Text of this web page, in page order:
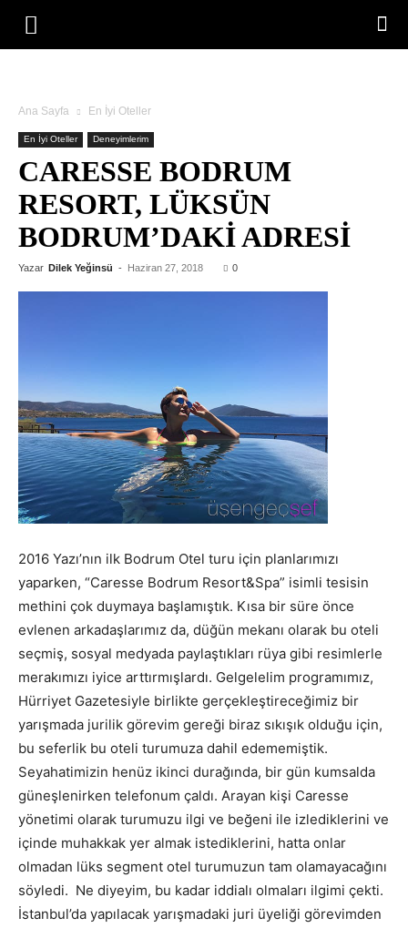
Ana Sayfa En İyi Oteller
En İyi Oteller Deneyimlerim
CARESSE BODRUM
RESORT, LÜKSÜN
BODRUM’DAKI ADRESI
Yazar Dilek Yeğinsü - Haziran 27, 2018 0
2016 Yazı’nın ilk Bodrum Otel turu için planlarımızı
yaparken, “Caresse Bodrum Resort&Spa” isimli tesisin
methini çok duymaya başlamıştık. Kısa bir süre önce
evlenen arkadaşlarımız da, düğün mekanı olarak bu oteli
seçmiş, sosyal medyada paylaştıkları rüya gibi resimlerle
merakımızı iyice arttırmışlardı. Gelgelelim programımız,
Hürriyet Gazetesiyle birlikte gerçekleştireceğimiz bir
yarışmada jurilik görevim gereği biraz sıkışık olduğu için,
bu seferlik bu oteli turumuza dahil edememiştik.
Seyahatimizin henüz ikinci durağında, bir gün kumsalda
güneşlenirken telefonum çaldı. Arayan kişi Caresse
yönetimi olarak turumuzu ilgi ve beğeni ile izlediklerini ve
içinde muhakkak yer almak istediklerini, hatta onlar
olmadan lüks segment otel turumuzun tam olamayacağını
söyledi. Ne diyeyim, bu kadar iddialı olmaları ilgimi çekti.
İstanbul’da yapılacak yarışmadaki juri üyeliği görevimden